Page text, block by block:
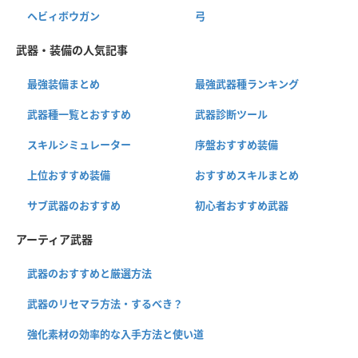
ヘビィボウガン 弓
武器・装備の人気記事
最強装備まとめ 最強武器種ランキング
武器種一覧とおすすめ 武器診断ツール
スキルシミュレーター 序盤おすすめ装備
上位おすすめ装備 おすすめスキルまとめ
サブ武器のおすすめ 初心者おすすめ武器
アーティア武器
武器のおすすめと厳選方法
武器のリセマラ方法・するべき？
強化素材の効率的な入手方法と使い道